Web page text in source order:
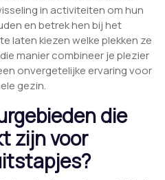
in activiteiten om hun
en betrek hen bij het
laten kiezen welke plekken ze
manier combineer je plezier
onvergetelijke ervaring voor
gezin.
die
zijn voor